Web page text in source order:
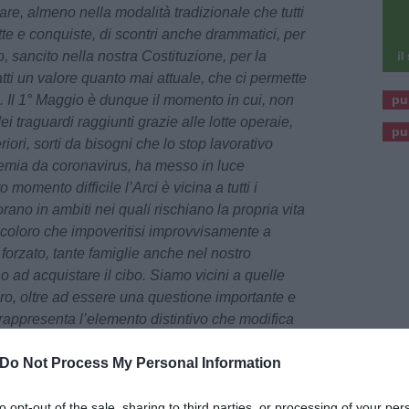
Do Not Process My Personal Information
almeno nella modalità tradizionale che tutti
e conquiste, di scontri anche drammatici, per
sancito nella nostra Costituzione, per la
un valore quanto mai attuale, che ci permette
1° Maggio è dunque il momento in cui, non
traguardi raggiunti grazie alle lotte operaie,
sorti da bisogni che lo stop lavorativo
da coronavirus, ha messo in luce
momento difficile l’Arci è vicina a tutti i
in ambiti nei quali rischiano la propria vita
che impoveritisi improvvisamente a
tante famiglie anche nel nostro
ad acquistare il cibo. Siamo vicini a quelle
oltre ad essere una questione importante e
l’elemento distintivo che modifica
umanitari e grazie al lavoro può